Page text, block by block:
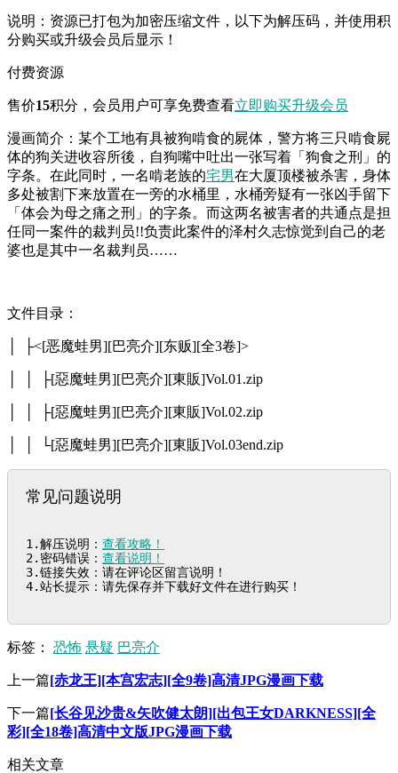
说明：资源已打包为加密压缩文件，以下为解压码，并使用积
分购买或升级会员后显示！
付费资源
售价15积分 ，会员用户可享免费查看立即购买升级会员
漫画简介：某个工地有具被狗啃食的屍体，警方将三只啃食屍
体的狗关进收容所後，自狗嘴中吐出一张写着「狗食之刑」的
字条。在此同时，一名啃老族的宅男在大厦顶楼被杀害，身体
多处被割下来放置在一旁的水桶里，水桶旁疑有一张凶手留下
「体会为母之痛之刑」的字条。而这两名被害者的共通点是担
任同一案件的裁判员!!负责此案件的泽村久志惊觉到自己的老
婆也是其中一名裁判员……
文件目录：
│ ├<[恶魔蛙男][巴亮介][东贩][全3卷]>
│ │ ├[惡魔蛙男][巴亮介][東販]Vol.01.zip
│ │ ├[惡魔蛙男][巴亮介][東販]Vol.02.zip
│ │ └[惡魔蛙男][巴亮介][東販]Vol.03end.zip
常见问题说明
1.解压说明： 查看攻略！
2.密码错误： 查看说明！
3.链接失效：请在评论区留言说明！
4.站长提示：请先保存并下载好文件在进行购买！
标签： 恐怖 悬疑 巴亮介
上一篇[赤龙王][本宫宏志][全9卷]高清JPG漫画下载
下一篇[长谷见沙贵&矢吹健太朗][出包王女DARKNESS][全
彩][全18卷]高清中文版JPG漫画下载
相关文章